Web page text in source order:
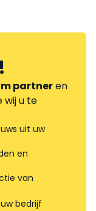
!
partneren
wij u te
uit uw
en
van
bedrijf